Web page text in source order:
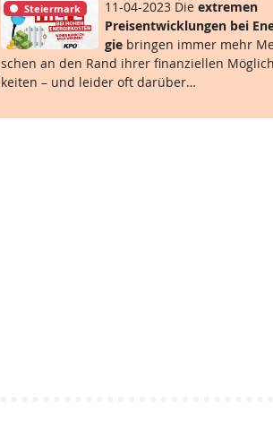
Steiermark 11-04-2023 Dieex­t­re­men
Preis­ent­wick­lun­gen bei
gie brin­gen im­mer mehr
schen an den Rand ih­rer fi­nan­zi­el­len
kei­ten – und lei­der oft dar­über…